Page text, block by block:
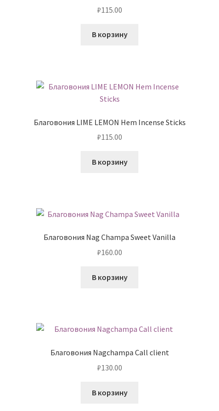
₽115.00
В корзину
Благовония LIME LEMON Hem Incense Sticks
₽115.00
В корзину
Благовония Nag Champa Sweet Vanilla
₽160.00
В корзину
Благовония Nagchampa Call client
₽130.00
В корзину